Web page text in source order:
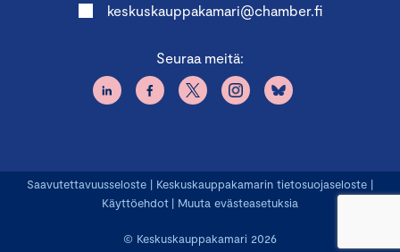
keskuskauppakamari@chamber.fi
Seuraa meitä:
© Keskuskauppakamari 2026
Saavutettavuusseloste | Keskuskauppakamarin tietosuojaseloste |
Käyttöehdot | Muuta evästeasetuksia